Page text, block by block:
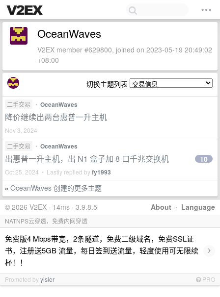
OceanWaves
V2EX member #629800, joined on 2023-05-19 20:49:02
+08:00
切换主题列表
二手交易 • OceanWaves
降价继续出两台惠普一升主机
Nov 3, 2024
二手交易
• OceanWaves
出惠普一升主机，出 N1 盒子加 8 口千兆交换机
Oct 25, 2024 • Lastly replied byfy1993
10
» OceanWaves 创建的更多主题
About · Language
© 2026 V2EX · 14ms · 3.9.8.5
NATNPS云穿透，免费内网穿透
免费版4 Mbps带宽，2条隧道，免费二级域名，免费SSL证
书，注册送5GB 流量，每日签到送流量，轻度使用可无限续
杯！！
›
Promoted byyisier PRO